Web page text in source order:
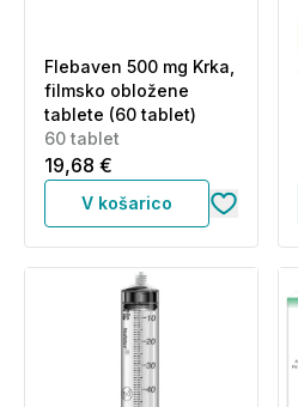
Flebaven 500 mg Krka,
filmsko obložene
tablete (60 tablet)
60 tablet
19,68 €
V košarico